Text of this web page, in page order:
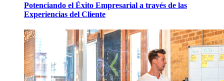
Potenciando el Éxito Empresarial a través de las
Experiencias del Cliente